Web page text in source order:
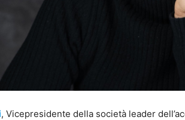
, Vicepresidente della società leader